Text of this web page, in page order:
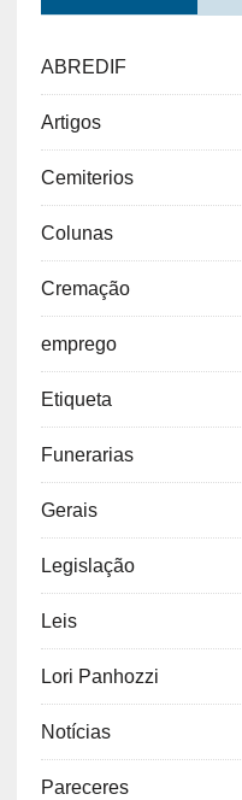
ABREDIF
Artigos
Cemiterios
Colunas
Cremação
emprego
Etiqueta
Funerarias
Gerais
Legislação
Leis
Lori Panhozzi
Notícias
Pareceres